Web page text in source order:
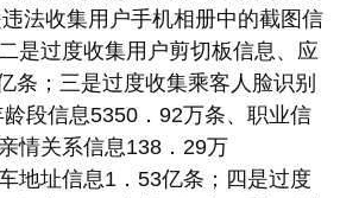
法收集用户手机相册中的截图信
是过度收集用户剪切板信息、应
条；三是过度收集乘客人脸识别
段信息5350．92万条、职业信
情关系信息138．29万
车地址信息1．53亿条；四是过度